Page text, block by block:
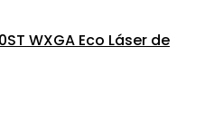
WXGA Eco Láser de